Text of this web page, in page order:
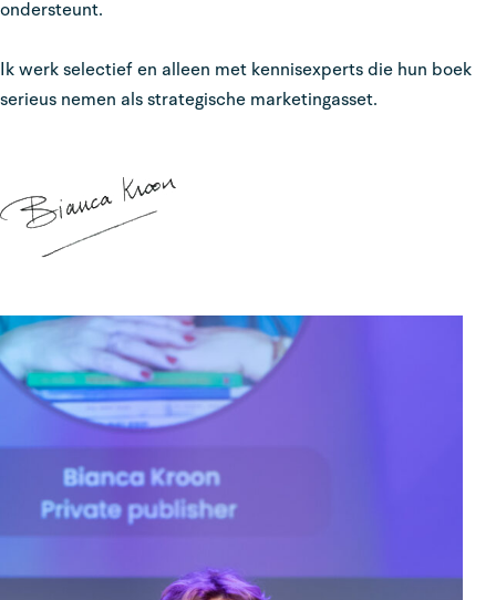
ondersteunt.
Ik werk selectief en alleen met kennisexperts die hun boek
serieus nemen als strategische marketingasset.